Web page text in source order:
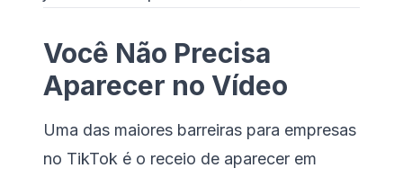
Você Não Precisa
Aparecer no Vídeo
Uma das maiores barreiras para empresas
no TikTok é o receio de aparecer em